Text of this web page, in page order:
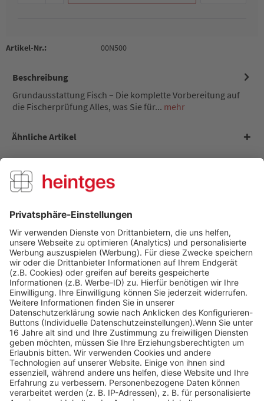
Artikel-Nr.: 00N500
Beschreibung
Grundausstattung Fisch – Die komplette Vorbereitung auf
die Fischerprüfung Alles, was Sie für... mehr
Ähnliche Artikel
Kunden haben sich ebenfalls angesehen
Über uns
Service Hotline
Shop Service
Informationen
Folge uns